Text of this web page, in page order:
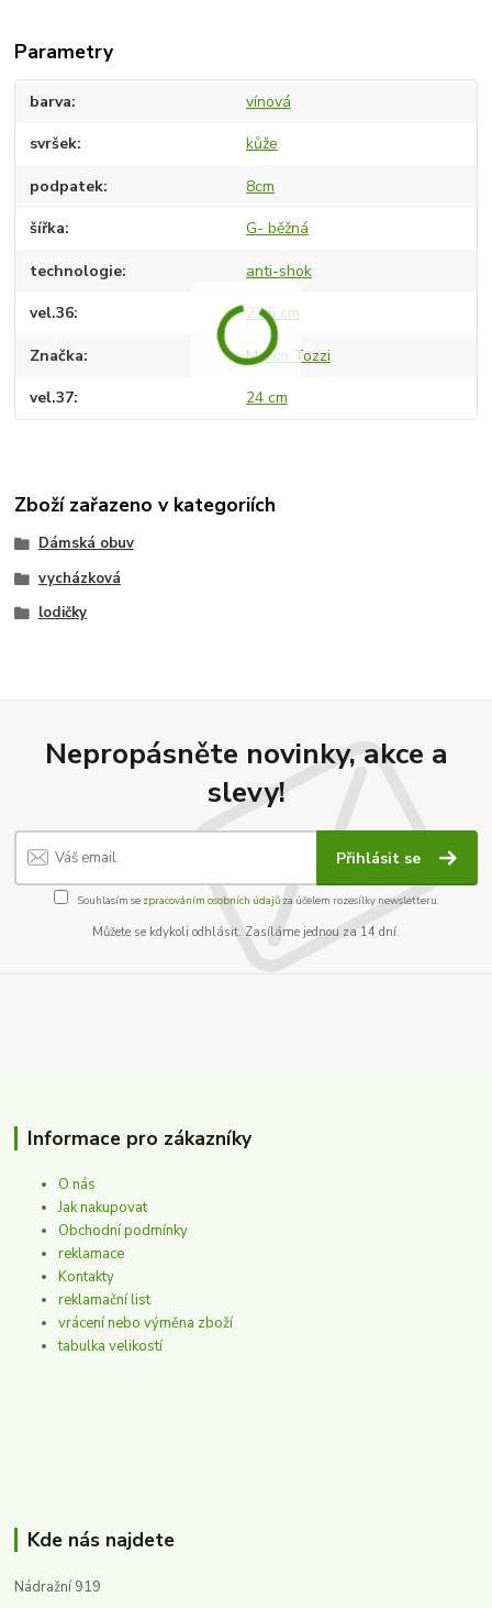
Parametry
barva vínová
svršek kůže
podpatek 8cm
šířka G- běžná
technologie anti-shok
vel.36 23,5 cm
Značka Marco Tozzi
vel.37 24 cm
Zboží zařazeno v kategoriích
Dámská obuv
vycházková
lodičky
Nepropásněte novinky, akce a
slevy!
Přihlásit se
Souhlasím se zpracováním osobních údajůza účelem rozesílky newsletteru.
Můžete se kdykoli odhlásit. Zasíláme jednou za 14 dní.
Informace pro zákazníky
O nás
Jak nakupovat
Obchodní podmínky
reklamace
Kontakty
reklamační list
vrácení nebo výměna zboží
tabulka velikostí
Kde nás najdete
Nádražní 919